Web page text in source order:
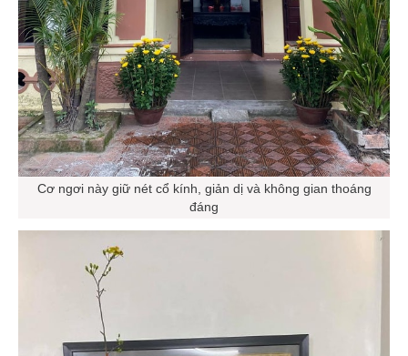
Cơ ngơi này giữ nét cổ kính, giản dị và không gian thoáng
đáng